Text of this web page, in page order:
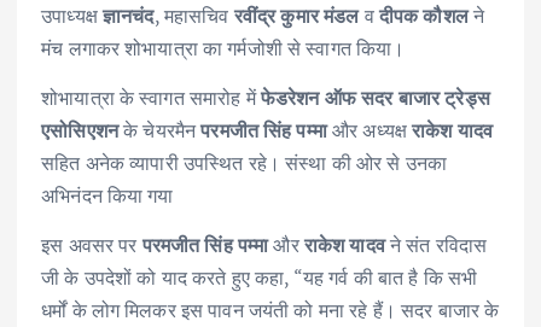
उपाध्यक्षज्ञानचंद, महासचिवरवींद्र कुमार मंडलवदीपक कौशलने
मंच लगाकर शोभायात्रा का गर्मजोशी से स्वागत किया।
शोभायात्रा के स्वागत समारोह मेंफेडरेशन ऑफ सदर बाजार ट्रेड्स
एसोसिएशनके चेयरमैनपरमजीत सिंह पम्माऔर अध्यक्षराकेश यादव
सहित अनेक व्यापारी उपस्थित रहे। संस्था की ओर से उनका
अभिनंदन किया गया
इस अवसर परपरमजीत सिंह पम्माऔरराकेश यादवने संत रविदास
जी के उपदेशों को याद करते हुए कहा, “यह गर्व की बात है कि सभी
धर्मों के लोग मिलकर इस पावन जयंती को मना रहे हैं। सदर बाजार के